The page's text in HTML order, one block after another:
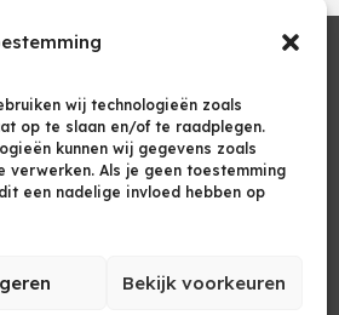
wij technologieën zoals
op te slaan en/of te raadplegen.
kunnen wij gegevens zoals
Als je geen toestemming
een nadelige invloed hebben op
Bekijk voorkeuren